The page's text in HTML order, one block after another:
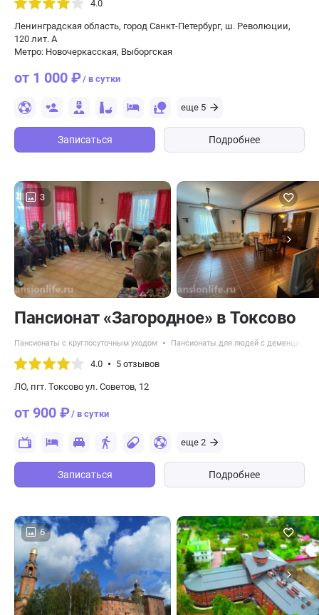
4.0
Ленинградская область, город Санкт-Петербург, ш. Революции,
120 лит. А
Метро: Новочеркасская, Выборгская
от 1 000 ₽/ в сутки
еще 5
Записаться Подробнее
3
Пансионат «Загородное» в Токсово
Пансионаты с круглосуточным уходом Пансионаты для людей с деменцией
4.0 5 отзывов
ЛО, пгт. Токсово ул. Советов, 12
от 900 ₽/ в сутки
еще 2
Записаться Подробнее
6